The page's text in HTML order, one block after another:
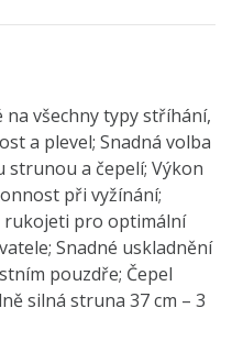
na všechny typy stříhání,
a plevel; Snadná volba
strunou a čepelí; Výkon
při vyžínání;
rukojeti pro optimální
Snadné uskladnění
pouzdře; Čepel
silná struna 37 cm – 3